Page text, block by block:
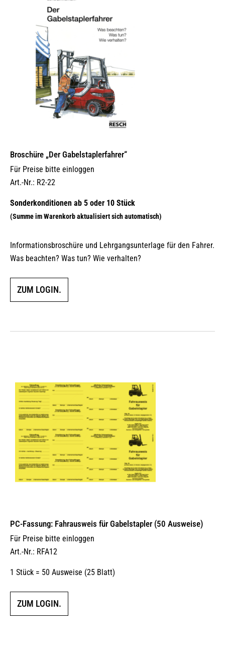
Broschüre „Der Gabelstaplerfahrer“
Für Preise bitte einloggen
Art.-Nr.: R2-22
Informationsbroschüre und Lehrgangsunterlage für den Fahrer.
Was beachten? Was tun? Wie verhalten?
ZUM LOGIN.
PC-Fassung: Fahrausweis für Gabelstapler (50 Ausweise)
Für Preise bitte einloggen
Art.-Nr.: RFA12
1 Stück = 50 Ausweise (25 Blatt)
ZUM LOGIN.